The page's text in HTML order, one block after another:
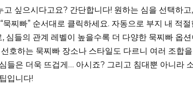
싶으시다고요? 간단합니다! 원하는 심을 선택하고
묵찌빠” 순서대로 클릭하세요. 자동으로 부지 내 적
심들의 관계 레벨이 높을수록 더 다양한 묵찌빠 옵
호하는 묵찌빠 장소나 스타일도 다르니 여러 조합
들은 더욱 뜨겁게… 아시죠? 그리고 침대뿐 아니라
입니다!